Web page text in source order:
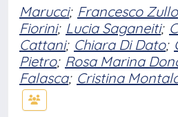
Marucci; Francesco Zullo
Fiorini; Lucia Saganeiti;
Cattani; Chiara Di Dato;
Pietro; Rosa Marina
Falasca; Cristina